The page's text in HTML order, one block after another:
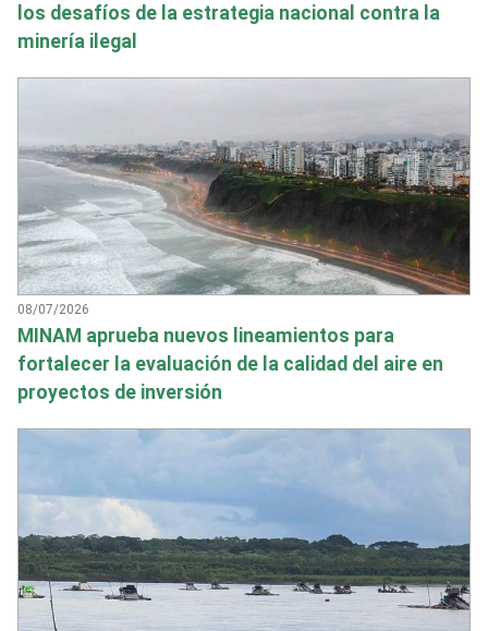
los desafíos de la estrategia nacional contra la
minería ilegal
08/07/2026
MINAM aprueba nuevos lineamientos para
fortalecer la evaluación de la calidad del aire en
proyectos de inversión